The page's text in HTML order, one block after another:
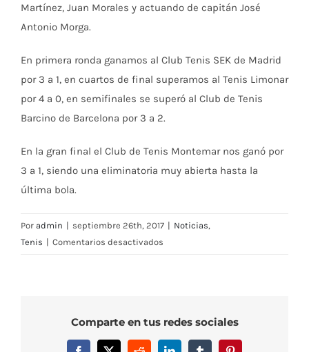
Martínez, Juan Morales y actuando de capitán José
Antonio Morga.
En primera ronda ganamos al Club Tenis SEK de Madrid
por 3 a 1, en cuartos de final superamos al Tenis Limonar
por 4 a 0, en semifinales se superó al Club de Tenis
Barcino de Barcelona por 3 a 2.
En la gran final el Club de Tenis Montemar nos ganó por
3 a 1, siendo una eliminatoria muy abierta hasta la
última bola.
Por admin | septiembre 26th, 2017 | Noticias,
Tenis | Comentarios desactivados
EQUIPO
ALEVÍN
Comparte en tus redes sociales